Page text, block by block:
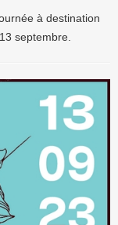
à destination
septembre.